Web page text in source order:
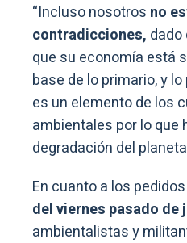
“Incluso nosotros no
contradicciones, dado
que su economía está
base de lo primario, y
es un elemento de los
ambientales por lo que
degradación del
En cuanto a los
del viernes pasado de
ambientalistas y